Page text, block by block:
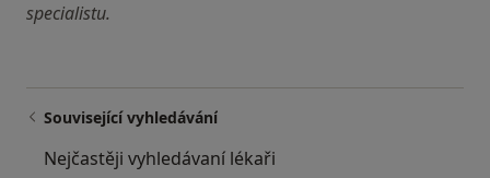
specialistu.
Související vyhledávání
Nejčastěji vyhledávaní lékaři